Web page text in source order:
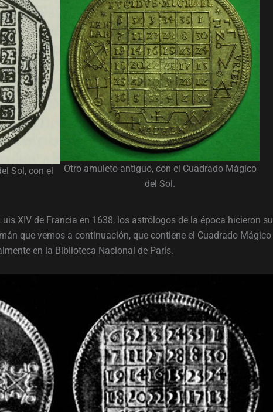
Sol, con el
Otro amuleto antiguo, con el Cuadrado Mágico
del Sol.
XIV de Francia en 1638, los astrólogos de la época hicieron su
que vemos a continuación, que contiene el Cuadrado Mágico
en la Biblioteca Nacional de París.